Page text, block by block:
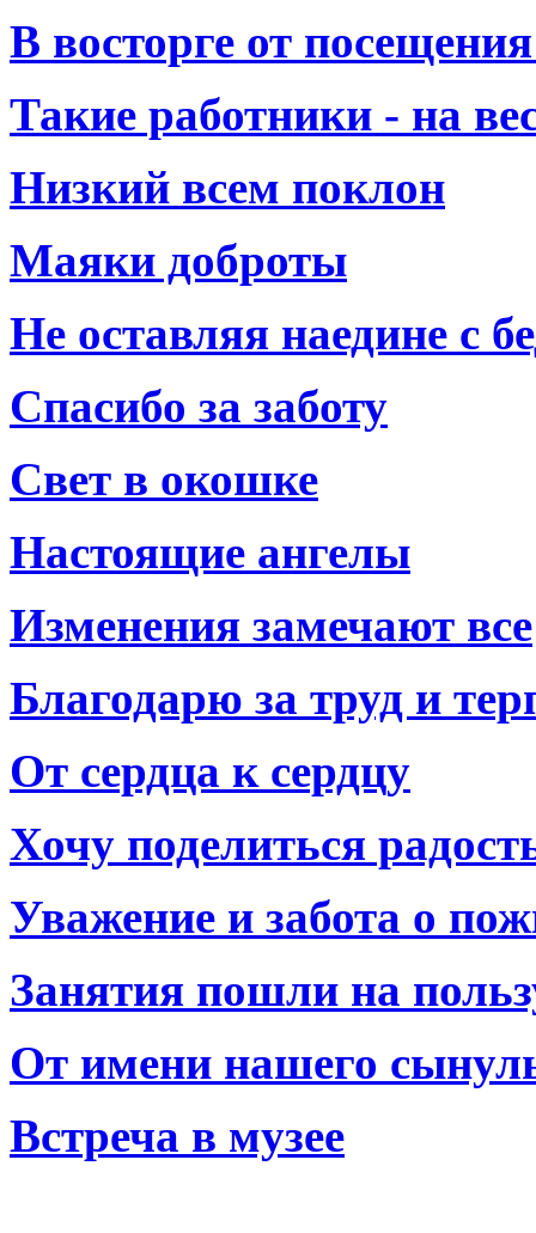
В восторге от
Такие работники - на
Низкий всем поклон
Маяки доброты
Не оставляя наедине с
Спасибо за заботу
Свет в окошке
Настоящие ангелы
Изменения замечают все
Благодарю за труд и
От сердца к сердцу
Хочу поделиться
Уважение и забота о
Занятия пошли на
От имени нашего
Встреча в музее